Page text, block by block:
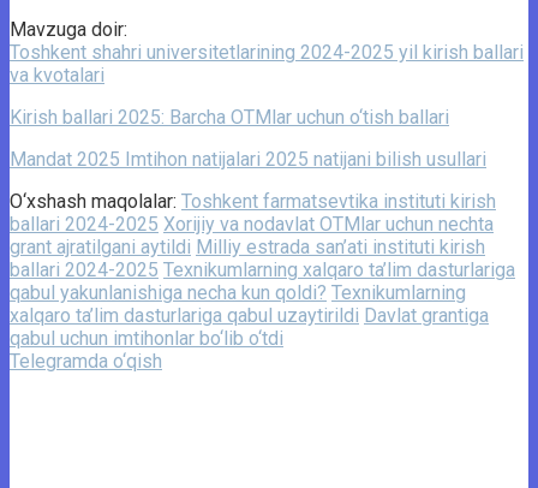
Mavzuga doir:
Toshkent shahri universitetlarining 2024-2025 yil kirish ballari
va kvotalari
Kirish ballari 2025: Barcha OTMlar uchun o‘tish ballari
Mandat 2025 Imtihon natijalari 2025 natijani bilish usullari
O‘xshash maqolalar: Toshkent farmatsevtika instituti kirish
ballari 2024-2025 Xorijiy va nodavlat OTMlar uchun nechta
grant ajratilgani aytildi Milliy estrada san’ati instituti kirish
ballari 2024-2025 Texnikumlarning xalqaro ta’lim dasturlariga
qabul yakunlanishiga necha kun qoldi? Texnikumlarning
xalqaro ta’lim dasturlariga qabul uzaytirildi Davlat grantiga
qabul uchun imtihonlar bo‘lib o‘tdi
Telegramda o‘qish